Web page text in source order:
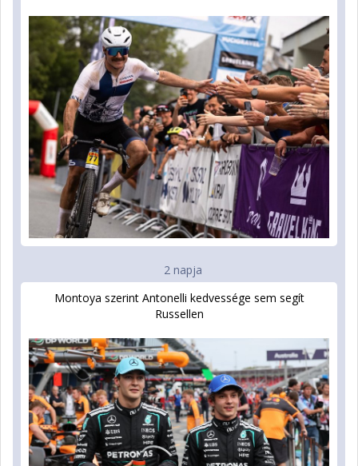
2 napja
Montoya szerint Antonelli kedvessége sem segít
Russellen